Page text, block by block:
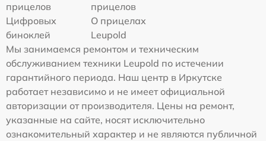
прицелов
прицелов
Цифровых
биноклей
О прицелах
Leupold
Мы занимаемся ремонтом и техническим
обслуживанием техники Leupold по истечении
гарантийного периода. Наш центр в Иркутске
работает независимо и не имеет официальной
авторизации от производителя. Цены на ремонт,
указанные на сайте, носят исключительно
ознакомительный характер и не являются публичной